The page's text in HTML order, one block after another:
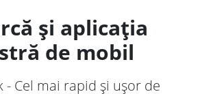
și aplicația
de mobil
- Cel mai rapid și ușor de